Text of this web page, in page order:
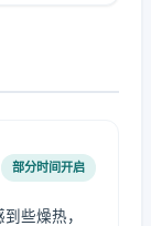
部分时间开启
些燥热，